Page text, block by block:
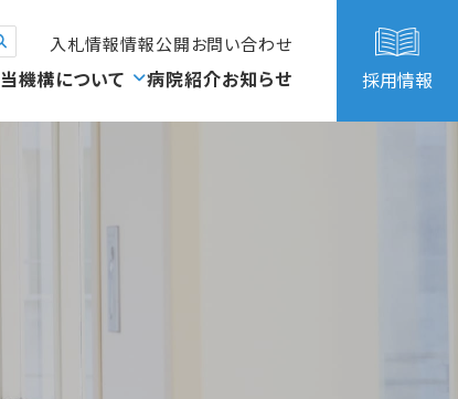
入札情報情報公開お問い合わせ
当機構について 病院紹介お知らせ 採用情報